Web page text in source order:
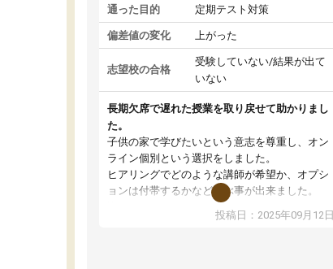
通った目的 定期テスト対策
偏差値の変化 上がった
志望校の合格
受験していない/結果が出て
いない
長期欠席で遅れた授業を取り戻せて助かりまし
た。
子供の家で学びたいという意志を尊重し、オン
ライン個別という選択をしました。
ヒアリングでどのような講師が希望か、オプシ
ョンは付帯するかなど選ぶ事が出来ました。
講師とのマッチング後講師との初回ミーティン
グを行い、その講師で良いか他の講師を希望す
投稿日：2025年09月12日